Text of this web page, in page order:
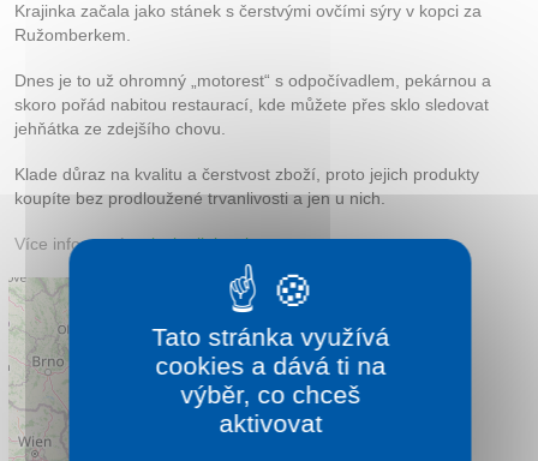
Krajinka začala jako stánek s čerstvými ovčími sýry v kopci za
Ružomberkem.
Dnes je to už ohromný „motorest“ s odpočívadlem, pekárnou a
skoro pořád nabitou restaurací, kde můžete přes sklo sledovat
jehňátka ze zdejšího chovu.
Klade důraz na kvalitu a čerstvost zboží, proto jejich produkty
koupíte bez prodloužené trvanlivosti a jen u nich.
Více informací:salaskrajinka.sk
Tato stránka využívá
cookies a dává ti na
výběr, co chceš
aktivovat